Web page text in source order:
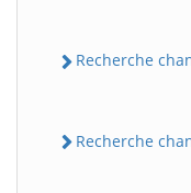
Recherche
Recherche